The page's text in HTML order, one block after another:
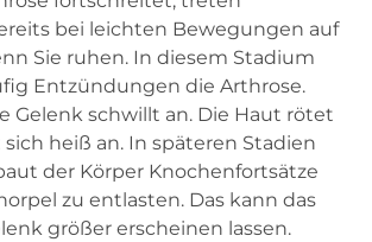
bei leichten Bewegungen auf
Sie ruhen. In diesem Stadium
Entzündungen die Arthrose.
Gelenk schwillt an. Die Haut rötet
heiß an. In späteren Stadien
der Körper Knochenfortsätze
zu entlasten. Das kann das
größer erscheinen lassen.